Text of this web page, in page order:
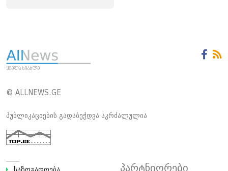
© ALLNEWS.GE
პუბლიკაციების გადაბეჭდვა აკრძალულია
პარტნიორები